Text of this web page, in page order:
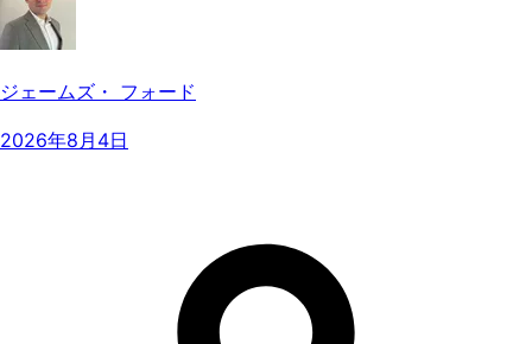
ジェームズ・ フォード
2026年8月4日